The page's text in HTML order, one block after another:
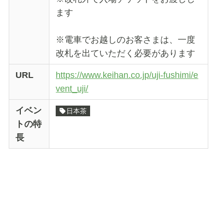
ます
※電車でお越しのお客さまは、一度
改札を出ていただく必要があります
URL
https://www.keihan.co.jp/uji-fushimi/e
vent_uji/
イベン
トの特
長
日本茶